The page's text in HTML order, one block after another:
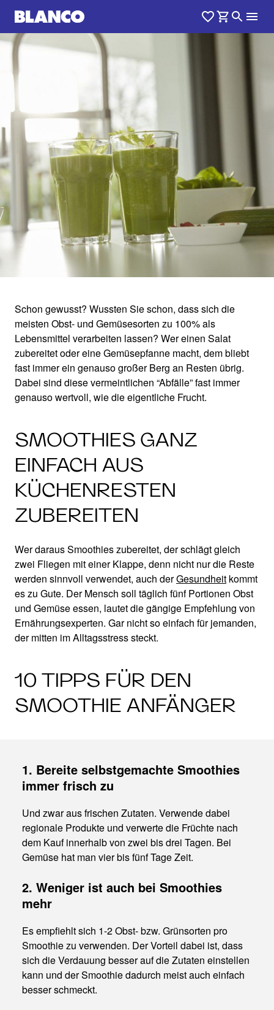
10 TIPPS FÜR DEN
SMOOTHIE-
ANFÄNGER
/0
Schon gewusst? Wussten Sie schon, dass sich die
meisten Obst- und Gemüsesorten zu 100% als
Lebensmittel verarbeiten lassen? Wer einen Salat
zubereitet oder eine Gemüsepfanne macht, dem bliebt
fast immer ein genauso großer Berg an Resten übrig.
Dabei sind diese vermeintlichen “Abfälle” fast immer
genauso wertvoll, wie die eigentliche Frucht.
SMOOTHIES GANZ
EINFACH AUS
KÜCHENRESTEN
ZUBEREITEN
Wer daraus Smoothies zubereitet, der schlägt gleich
zwei Fliegen mit einer Klappe, denn nicht nur die Reste
werden sinnvoll verwendet, auch derGesundheit kommt
es zu Gute. Der Mensch soll täglich fünf Portionen Obst
und Gemüse essen, lautet die gängige Empfehlung von
Ernährungsexperten. Gar nicht so einfach für jemanden,
der mitten im Alltagsstress steckt.
10 TIPPS FÜR DEN
SMOOTHIE ANFÄNGER
1. Bereite selbstgemachte Smoothies
immer frisch zu
Und zwar aus frischen Zutaten. Verwende dabei
regionale Produkte und verwerte die Früchte nach
dem Kauf innerhalb von zwei bis drei Tagen. Bei
Gemüse hat man vier bis fünf Tage Zeit.
2. Weniger ist auch bei Smoothies
mehr
Es empfiehlt sich 1-2 Obst- bzw. Grünsorten pro
Smoothie zu verwenden. Der Vorteil dabei ist, dass
sich die Verdauung besser auf die Zutaten einstellen
kann und der Smoothie dadurch meist auch einfach
besser schmeckt.